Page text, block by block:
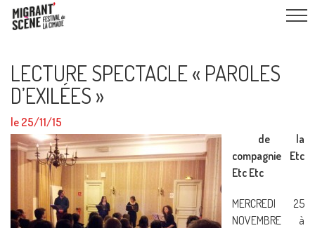
LECTURE SPECTACLE « PAROLES
D’EXILÉES »
le 25/11/15
de la
compagnie Etc
Etc Etc
MERCREDI 25
NOVEMBRE à